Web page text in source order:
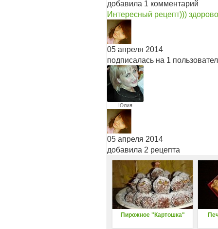
добавила 1 комментарий
Интересный рецепт)))
05 апреля 2014
подписалась на 1
Юлия
Молдавчук
05 апреля 2014
добавила 2 рецепта
Пирожное "Картошка"